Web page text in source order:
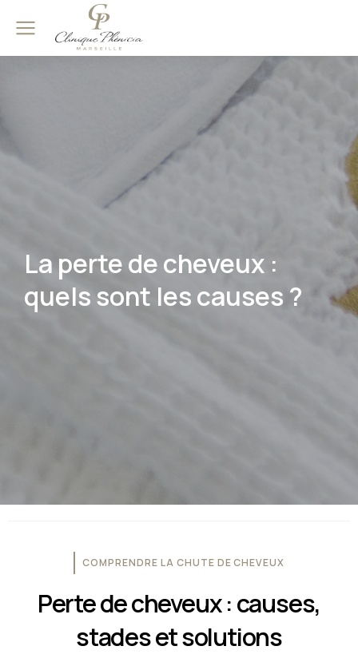
La perte de cheveux :
quels sont les causes ?
COMPRENDRE LA CHUTE DE CHEVEUX
Perte de cheveux : causes,
stades et solutions